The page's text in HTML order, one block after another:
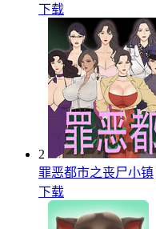
下载
2
罪恶都市之丧尸小镇
下载